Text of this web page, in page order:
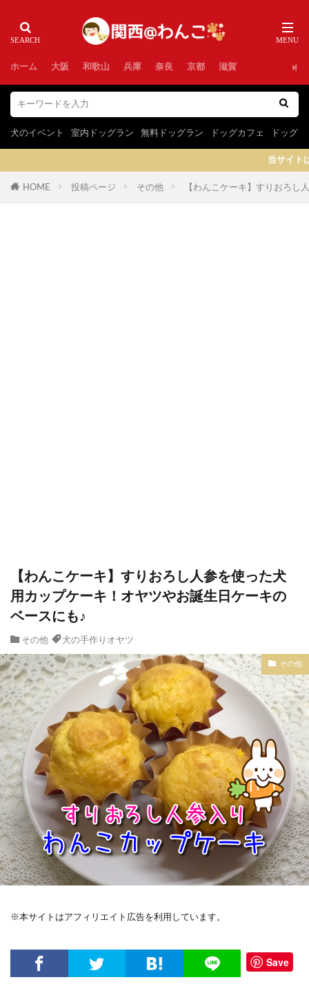
ホーム 大阪 和歌山 兵庫 奈良 京都 滋賀
犬のイベント 室内ドッグラン 無料ドッグラン ドッグカフェ ドッグラ
当サイトはプロモーションを含み
HOME 投稿ページ その他 【わんこケーキ】すりおろし
【わんこケーキ】すりおろし人参を使った犬
用カップケーキ！オヤツやお誕生日ケーキの
ベースにも♪
その他 犬の手作りオヤツ
その他
※本サイトはアフィリエイト広告を利用しています。
Save